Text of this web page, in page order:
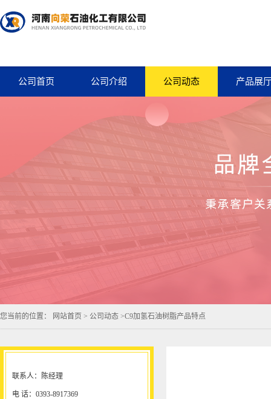
公司首页 公司介绍 公司动态 产品展
您当前的位置： 网站首页 > 公司动态 >C9加氢石油树脂产品特点
联系人：陈经理
电 话：0393-8917369